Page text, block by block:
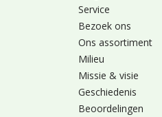
Service
Bezoek ons
Ons assortiment
Milieu
Missie & visie
Geschiedenis
Beoordelingen